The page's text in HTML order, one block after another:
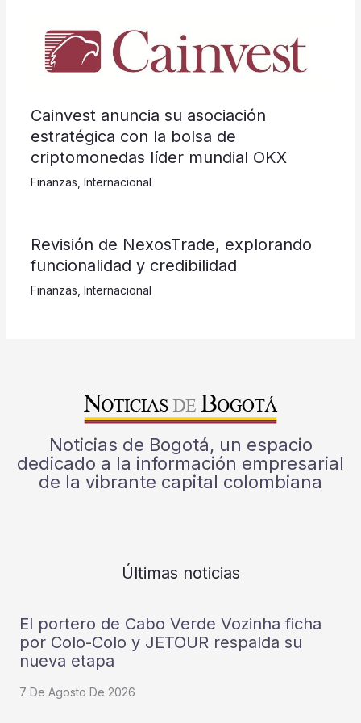
Cainvest anuncia su asociación
estratégica con la bolsa de
criptomonedas líder mundial OKX
Finanzas, Internacional
Revisión de NexosTrade, explorando
funcionalidad y credibilidad
Finanzas, Internacional
Noticias de Bogotá, un espacio
dedicado a la información empresarial
de la vibrante capital colombiana
Últimas noticias
El portero de Cabo Verde Vozinha ficha
por Colo-Colo y JETOUR respalda su
nueva etapa
7 De Agosto De 2026